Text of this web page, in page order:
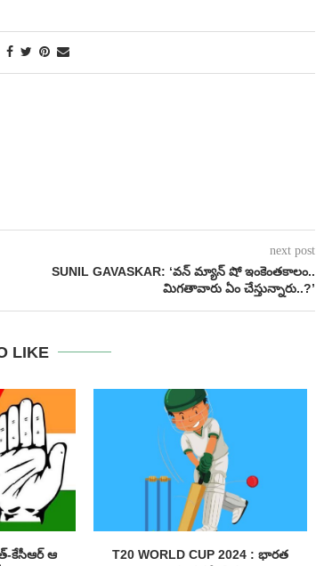
next post
SUNIL GAVASKAR: ‘వన్ మ్యాన్ షో ఇంకెంతకాలం..
మిగతావారు ఏం చేస్తున్నారు..?’
LIKE
కేసీఆర్ ఆ
T20 WORLD CUP 2024 : భారత